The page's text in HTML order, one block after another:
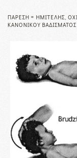
ΠΆΡΕΣΗ = ΗΜΙΤΕΛΉΣ,
ΚΑΝΟΝΙΚΟΎ ΒΑΔΊΣΜΑΤΟΣ